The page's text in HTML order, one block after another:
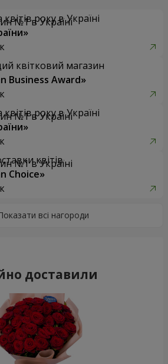
року в Україні
квітковий магазин
Business Award»
року в Україні
квітів
Choice»
доставили